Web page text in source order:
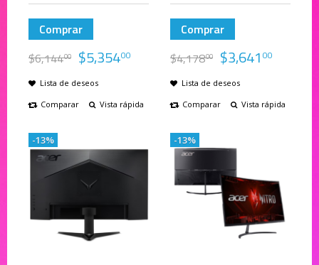
Comprar
$6,14400 $5,35400
Lista de deseos
Comparar
Vista rápida
Comprar
$4,17800 $3,641 00
Lista de deseos
Comparar
Vista rápida
-13% -13%